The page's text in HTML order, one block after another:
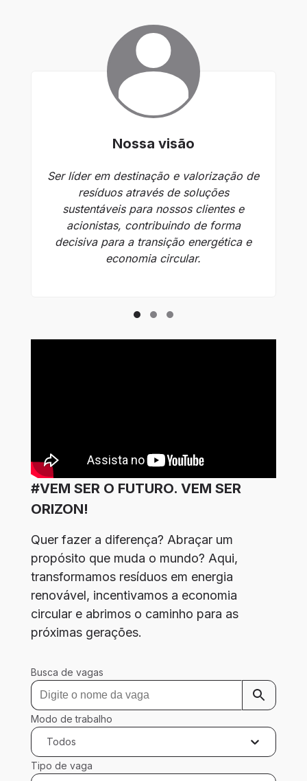
Nossa visão
Ser líder em destinação e valorização de
resíduos através de soluções
sustentáveis para nossos clientes e
acionistas, contribuindo de forma
decisiva para a transição energética e
economia circular.
#VEM SER O FUTURO. VEM SER
ORIZON!
Quer fazer a diferença? Abraçar um
propósito que muda o mundo? Aqui,
transformamos resíduos em energia
renovável, incentivamos a economia
circular e abrimos o caminho para as
próximas gerações.
Busca de vagas
Modo de trabalho
Todos
Tipo de vaga